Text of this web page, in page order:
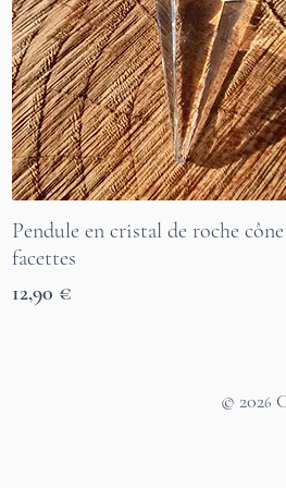
Aperçu rapide
Pendule en cristal de roche
facettes
Prix
12,90 €
© 2026